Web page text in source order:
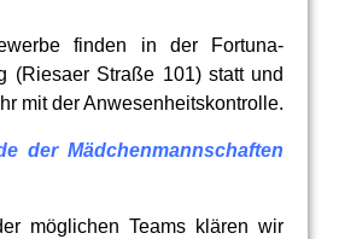
finden in der Fortuna-
(Riesaer Straße 101) statt und
mit der Anwesenheitskontrolle.
derMädchenmannschaften
möglichen Teams klären wir